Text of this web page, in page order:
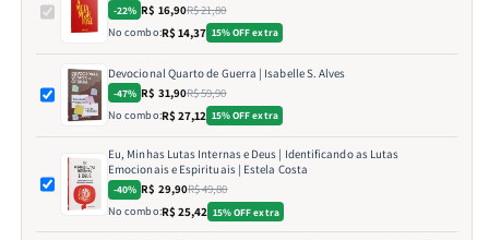
-22% R$ 16,90R$ 21,80
No combo:R$ 14,37 15% OFF extra
Devocional Quarto de Guerra | Isabelle S. Alves
-47% R$ 31,90R$ 59,90
No combo:R$ 27,12 15% OFF extra
Eu, Minhas Lutas Internas e Deus | Identificando as Lutas
Emocionais e Espirituais | Estela Costa
-40% R$ 29,90R$ 49,80
No combo:R$ 25,42 15% OFF extra